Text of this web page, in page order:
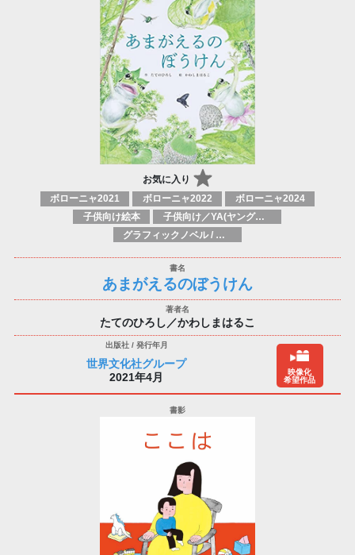
お気に入り
ボローニャ2021 ボローニャ2022
ボローニャ2024
子供向け絵本
子供向け／YA(ヤングアダルト)向け一般：芸術&芸術家
グラフィックノベル / コミックブック / 漫画：スタイル / 伝統
あまがえるのぼうけん
たてのひろし／かわしまはるこ
世界文化社グループ
2021年4月
映像化
希望作品